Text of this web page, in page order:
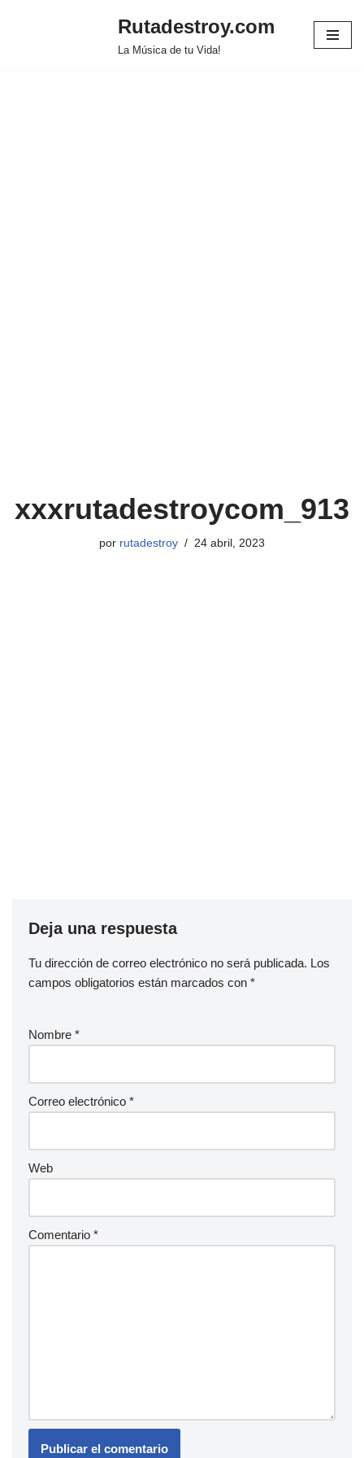
Rutadestroy.com
La Música de tu Vida!
xxxrutadestroycom_913
por rutadestroy 24 abril, 2023
Deja una respuesta
Tu dirección de correo electrónico no será publicada. Los
campos obligatorios están marcados con *
Nombre *
Correo electrónico *
Web
Comentario *